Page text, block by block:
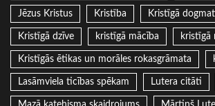
Jēzus Kristus Kristība Kristīgā
Kristīgā dzīve kristīgā mācība kristīgā
Kristīgās ētikas un morāles rokasgrāmata
Lasāmviela ticības spēkam Lutera citāti